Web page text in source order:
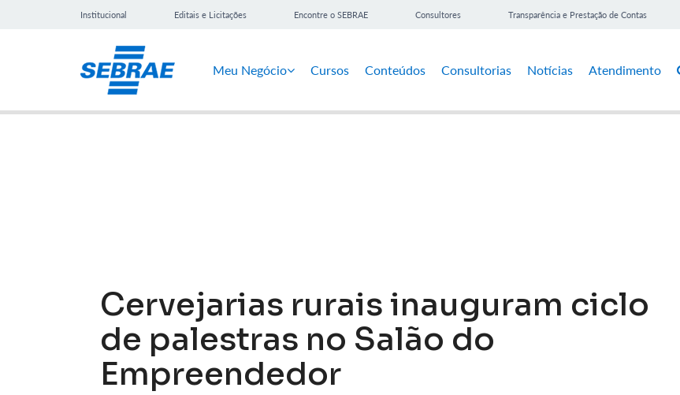
Institucional Editais e Licitações Encontre o SEBRAE Consultores Transparência e Prestação de Contas
Meu Negócio Cursos Conteúdos Consultorias Notícias Atendimento
Cervejarias rurais inauguram ciclo
de palestras no Salão do
Empreendedor